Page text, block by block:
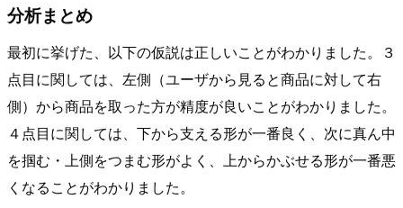
分析まとめ
最初に挙げた、以下の仮説は正しいことがわかりました。３
点目に関しては、左側（ユーザから見ると商品に対して右
側）から商品を取った方が精度が良いことがわかりました。
４点目に関しては、下から支える形が一番良く、次に真ん中
を掴む・上側をつまむ形がよく、上からかぶせる形が一番悪
くなることがわかりました。